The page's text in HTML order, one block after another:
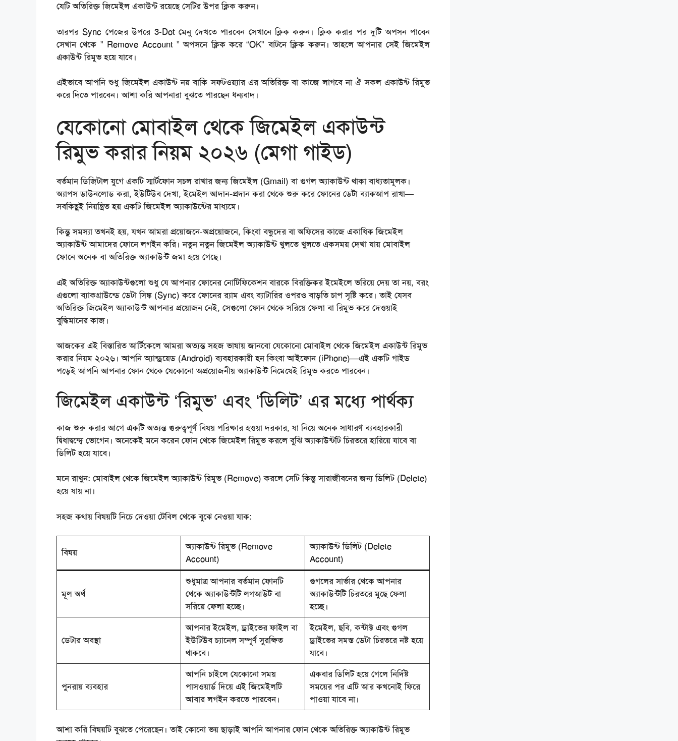
যেটি অতিরিক্ত জিমেইল একাউন্ট রয়েছে সেটির উপর ক্লিক করুন।
তারপর Sync পেজের উপরে 3-Dot মেনু দেখতে পারবেন সেখানে ক্লিক করুন। ক্লিক করার পর দুটি অপসন পাবেন
সেখান থেকে ” Remove Account ” অপসনে ক্লিক করে “OK” বাটনে ক্লিক করুন। তাহলে আপনার সেই জিমেইল
একাউন্ট রিমুভ হয়ে যাবে।
এইভাবে আপনি শুধু জিমেইল একাউন্ট নয় বাকি সফটওয়্যার এর অতিরিক্ত বা কাজে লাগবে না ঐ সকল একাউন্ট রিমুভ
করে দিতে পারবেন। আশা করি আপনারা বুঝতে পারছেন ধন্যবাদ।
যেকোনো মোবাইল থেকে জিমেইল একাউন্ট
রিমুভ করার নিয়ম ২০২৬ (মেগা গাইড)
বর্তমান ডিজিটাল যুগে একটি স্মার্টফোন সচল রাখার জন্য জিমেইল (Gmail) বা গুগল অ্যাকাউন্ট থাকা বাধ্যতামূলক।
অ্যাপস ডাউনলোড করা, ইউটিউব দেখা, ইমেইল আদান-প্রদান করা থেকে শুরু করে ফোনের ডেটা ব্যাকআপ রাখা—
সবকিছুই নিয়ন্ত্রিত হয় একটি জিমেইল অ্যাকাউন্টের মাধ্যমে।
কিন্তু সমস্যা তখনই হয়, যখন আমরা প্রয়োজনে-অপ্রয়োজনে, কিংবা বন্ধুদের বা অফিসের কাজে একাধিক জিমেইল
অ্যাকাউন্ট আমাদের ফোনে লগইন করি। নতুন নতুন জিমেইল অ্যাকাউন্ট খুলতে খুলতে একসময় দেখা যায় মোবাইল
ফোনে অনেক বা অতিরিক্ত অ্যাকাউন্ট জমা হয়ে গেছে।
এই অতিরিক্ত অ্যাকাউন্টগুলো শুধু যে আপনার ফোনের নোটিফিকেশন বারকে বিরক্তিকর ইমেইলে ভরিয়ে দেয় তা নয়, বরং
এগুলো ব্যাকগ্রাউন্ডে ডেটা সিঙ্ক (Sync) করে ফোনের র‍্যাম এবং ব্যাটারির ওপরও বাড়তি চাপ সৃষ্টি করে। তাই যেসব
অতিরিক্ত জিমেইল অ্যাকাউন্ট আপনার প্রয়োজন নেই, সেগুলো ফোন থেকে সরিয়ে ফেলা বা রিমুভ করে দেওয়াই
বুদ্ধিমানের কাজ।
আজকের এই বিস্তারিত আর্টিকেলে আমরা অত্যন্ত সহজ ভাষায় জানবোযেকোনো মোবাইল থেকে জিমেইল একাউন্ট রিমুভ
করার নিয়ম ২০২৬। আপনি অ্যান্ড্রয়েড (Android) ব্যবহারকারী হন কিংবা আইফোন (iPhone)—এই একটি গাইড
পড়েই আপনি আপনার ফোন থেকে যেকোনো অপ্রয়োজনীয় অ্যাকাউন্ট নিমেষেই রিমুভ করতে পারবেন।
জিমেইল একাউন্ট ‘রিমুভ’ এবং ‘ডিলিট’ এর মধ্যে পার্থক্য
কাজ শুরু করার আগে একটি অত্যন্ত গুরুত্বপূর্ণ বিষয় পরিষ্কার হওয়া দরকার, যা নিয়ে অনেক সাধারণ ব্যবহারকারী
দ্বিধাদ্বন্দ্বে ভোগেন। অনেকেই মনে করেন ফোন থেকে জিমেইল রিমুভ করলে বুঝি অ্যাকাউন্টটি চিরতরে হারিয়ে যাবে বা
ডিলিট হয়ে যাবে।
মনে রাখুন: মোবাইল থেকে জিমেইল অ্যাকাউন্ট রিমুভ (Remove) করলে সেটি কিন্তু সারাজীবনের জন্য ডিলিট (Delete)
হয়ে যায় না।
সহজ কথায় বিষয়টি নিচে দেওয়া টেবিল থেকে বুঝে নেওয়া যাক:
বিষয়
অ্যাকাউন্ট রিমুভ (Remove
Account)
অ্যাকাউন্ট ডিলিট (Delete
Account)
মূল অর্থ
শুধুমাত্র আপনার বর্তমান ফোনটি
থেকে অ্যাকাউন্টটি লগআউট বা
সরিয়ে ফেলা হচ্ছে।
গুগলের সার্ভার থেকে আপনার
অ্যাকাউন্টটি চিরতরে মুছে ফেলা
হচ্ছে।
ডেটার অবস্থা
আপনার ইমেইল, ড্রাইভের ফাইল বা
ইউটিউব চ্যানেল সম্পূর্ণ সুরক্ষিত
থাকবে।
ইমেইল, ছবি, কন্টাক্ট এবং গুগল
ড্রাইভের সমস্ত ডেটা চিরতরে নষ্ট হয়ে
যাবে।
পুনরায় ব্যবহার
আপনি চাইলে যেকোনো সময়
পাসওয়ার্ড দিয়ে এই জিমেইলটি
আবার লগইন করতে পারবেন।
একবার ডিলিট হয়ে গেলে নির্দিষ্ট
সময়ের পর এটি আর কখনোই ফিরে
পাওয়া যাবে না।
আশা করি বিষয়টি বুঝতে পেরেছেন। তাই কোনো ভয় ছাড়াই আপনি আপনার ফোন থেকে অতিরিক্ত অ্যাকাউন্ট রিমুভ